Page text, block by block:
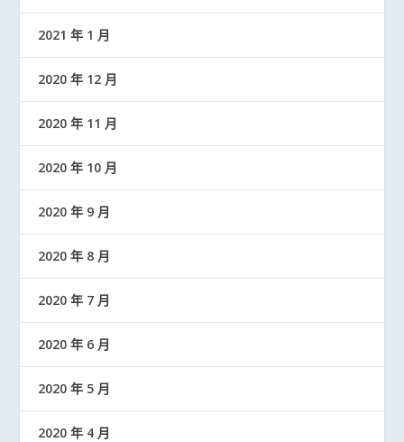
2021 年 1 月
2020 年 12 月
2020 年 11 月
2020 年 10 月
2020 年 9 月
2020 年 8 月
2020 年 7 月
2020 年 6 月
2020 年 5 月
2020 年 4 月